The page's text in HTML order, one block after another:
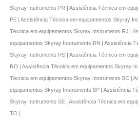
Skyray Instruments PR | Assistência Técnica em
PE | Assistência Técnica em equipamentos Skyray
Técnica em equipamentos Skyray Instruments RJ |
equipamentos Skyray Instruments RN | Assistência
Skyray Instruments RS | Assistência Técnica em
RO | Assistência Técnica em equipamentos Skyray
Técnica em equipamentos Skyray Instruments SC |
equipamentos Skyray Instruments SP | Assistência
Skyray Instruments SE | Assistência Técnica em
TO |